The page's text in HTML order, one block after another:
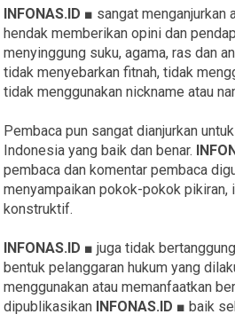
INFONAS.ID ■ sangat menganjurkan
hendak memberikan opini dan
menyinggung suku, agama, ras dan
tidak menyebarkan fitnah, tidak
tidak menggunakan nickname atau
Pembaca pun sangat dianjurkan
Indonesia yang baik dan benar.
pembaca dan komentar pembaca
menyampaikan pokok-pokok pikiran,
konstruktif.
INFONAS.ID ■ juga tidak
bentuk pelanggaran hukum yang
menggunakan atau memanfaatkan
dipublikasikan INFONAS.ID ■ baik